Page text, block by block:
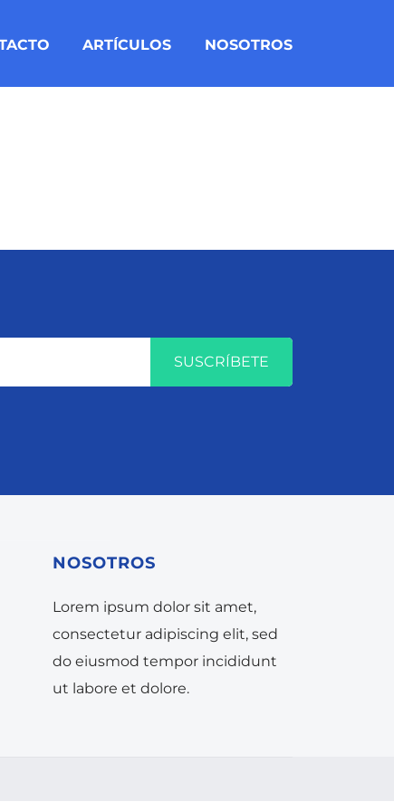
ARTÍCULOS NOSOTROS
SUSCRÍBETE
NOSOTROS
Lorem ipsum dolor sit amet,
consectetur adipiscing elit, sed
do eiusmod tempor incididunt
ut labore et dolore.